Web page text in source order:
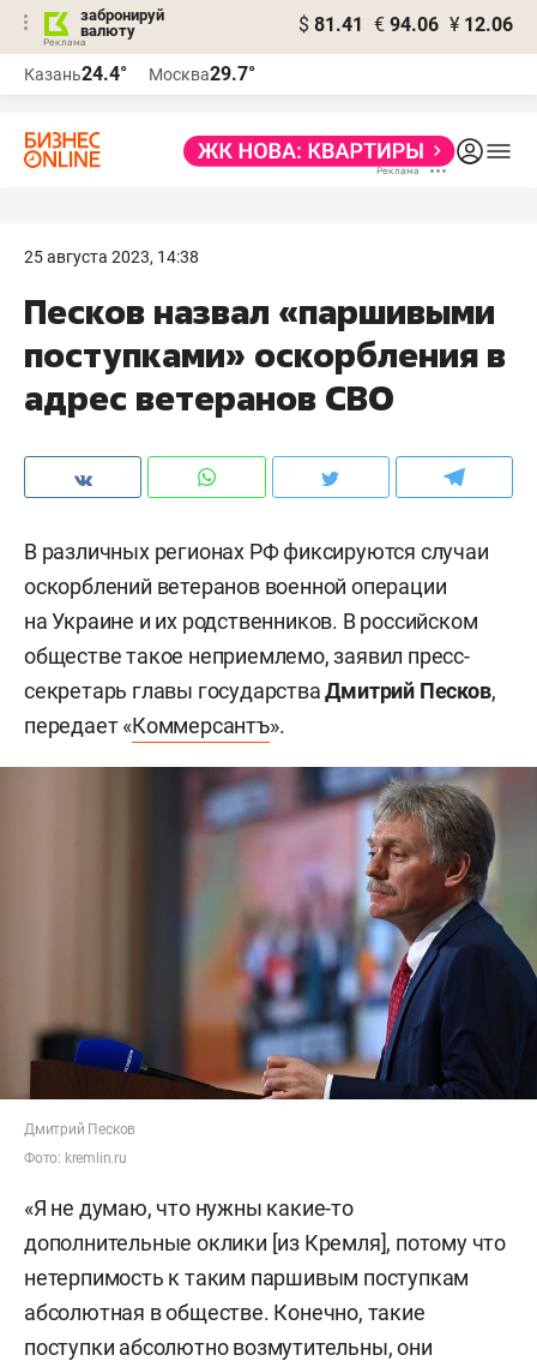
забронируй
валюту
$ 81.41 € 94.06 ¥ 12.06
Казань24.4° Москва29.7°
25 августа 2023, 14:38
Песков назвал «паршивыми
поступками» оскорбления в
адрес ветеранов СВО
В различных регионах РФ фиксируются случаи
оскорблений ветеранов военной операции
на Украине и их родственников. В российском
обществе такое неприемлемо, заявил пресс-
секретарь главы государстваДмитрий Песков,
передает «Коммерсантъ».
Дмитрий Песков
Фото: kremlin.ru
«Я не думаю, что нужны какие-то
дополнительные оклики [из Кремля], потому что
нетерпимость к таким паршивым поступкам
абсолютная в обществе. Конечно, такие
поступки абсолютно возмутительны, они